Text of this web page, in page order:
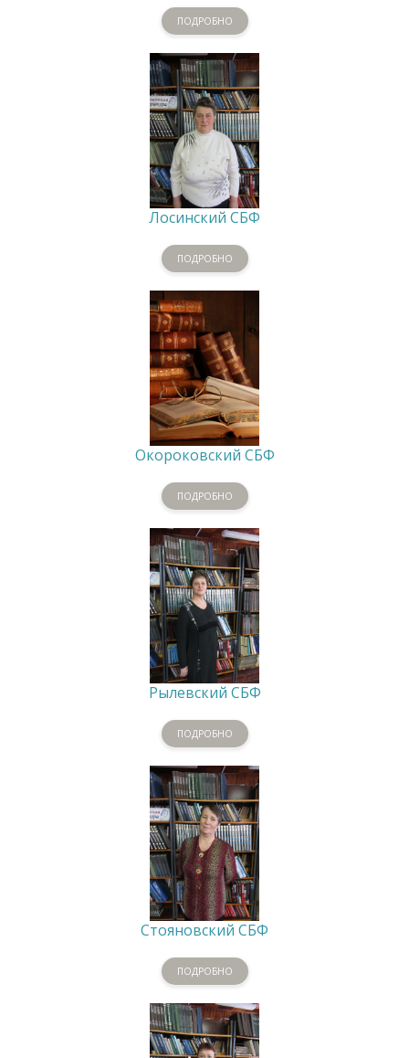
ПОДРОБНО
Лосинский СБФ
ПОДРОБНО
Окороковский СБФ
ПОДРОБНО
Рылевский СБФ
ПОДРОБНО
Стояновский СБФ
ПОДРОБНО